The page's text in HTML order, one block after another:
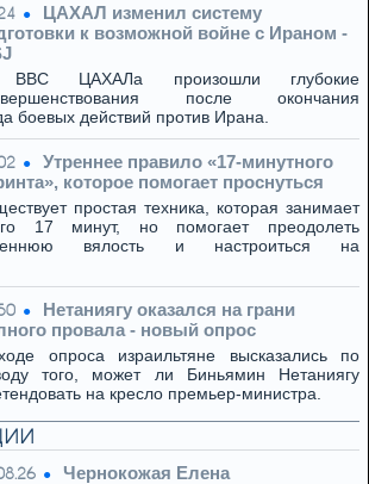
ЦАХАЛ изменил систему
к возможной войне с Ираном -
ЦАХАЛа произошли глубокие
после окончания
боевых действий против Ирана.
Утреннее правило «17-минутного
которое помогает проснуться
простая техника, которая занимает
17 минут, но помогает преодолеть
вялость и настроиться на
Нетаниягу оказался на грани
провала - новый опрос
опроса израильтяне высказались по
того, может ли Биньямин Нетаниягу
на кресло премьер-министра.
Чернокожая Елена